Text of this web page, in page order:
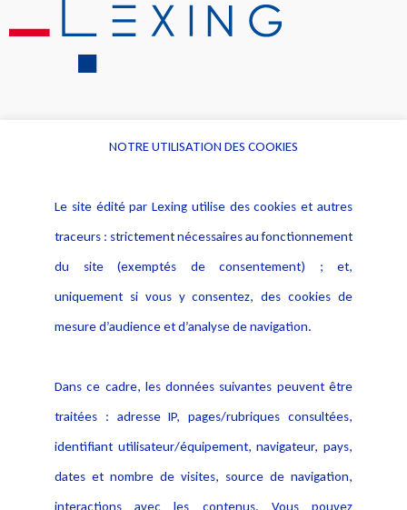
Alerte professionnelle
Déclaration d'accessibilité
Notice Légale
Politique de protection des
données
Publications
NOTRE UTILISATION DES COOKIES
Le site édité par Lexing utilise des cookies et autres
traceurs : strictement nécessaires au fonctionnement
du site (exemptés de consentement) ; et,
uniquement si vous y consentez, des cookies de
mesure d’audience et d’analyse de navigation.
Dans ce cadre, les données suivantes peuvent être
traitées : adresse IP, pages/rubriques consultées,
identifiant utilisateur/équipement, navigateur, pays,
dates et nombre de visites, source de navigation,
interactions avec les contenus. Vous pouvez